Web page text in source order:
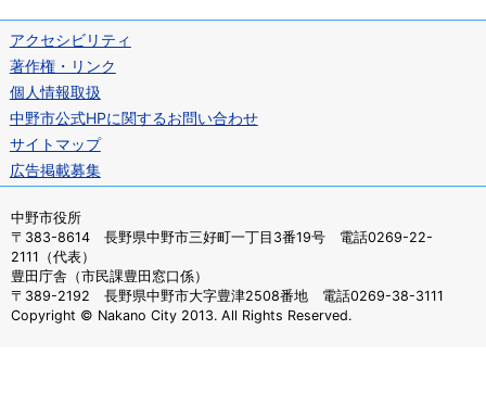
アクセシビリティ
著作権・リンク
個人情報取扱
中野市公式HPに関するお問い合わせ
サイトマップ
広告掲載募集
中野市役所
〒383-8614 長野県中野市三好町一丁目3番19号 電話0269-22-
2111（代表）
豊田庁舎（市民課豊田窓口係）
〒389-2192 長野県中野市大字豊津2508番地 電話0269-38-3111
Copyright © Nakano City 2013. All Rights Reserved.